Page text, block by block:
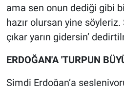
ama sen onun dediği gibi
hazır olursan yine
çıkar yarın gidersin’
ERDOĞAN'A 'TURPUN
Şimdi Erdoğan’a